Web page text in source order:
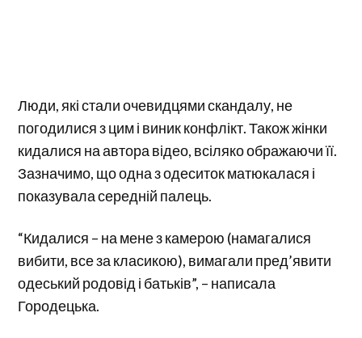
Люди, які стали очевидцями скандалу, не
погодилися з цим і виник конфлікт. Також жінки
кидалися на автора відео, всіляко ображаючи її.
Зазначимо, що одна з одеситок матюкалася і
показувала середній палець.
“Кидалися – на мене з камерою (намагалися
вибити, все за класикою), вимагали пред’явити
одеський родовід і батьків”, – написала
Городецька.